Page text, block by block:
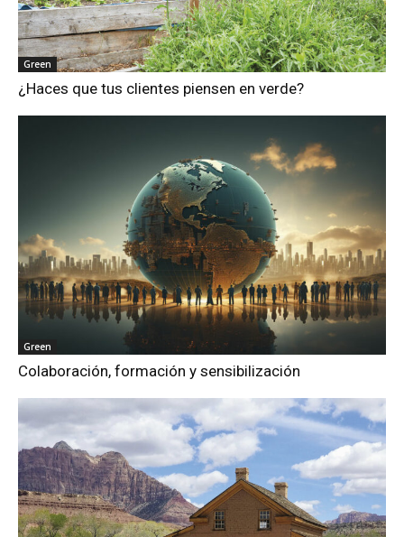
Green
¿Haces que tus clientes piensen en verde?
Green
Colaboración, formación y sensibilización